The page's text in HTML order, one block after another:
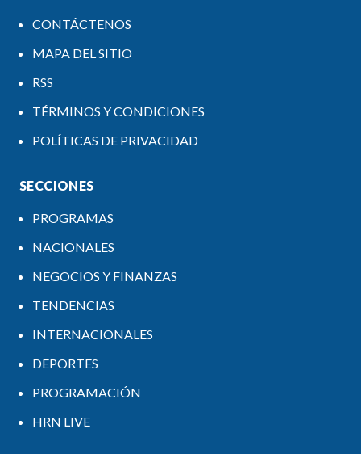
CONTÁCTENOS
MAPA DEL SITIO
RSS
TÉRMINOS Y CONDICIONES
POLÍTICAS DE PRIVACIDAD
SECCIONES
PROGRAMAS
NACIONALES
NEGOCIOS Y FINANZAS
TENDENCIAS
INTERNACIONALES
DEPORTES
PROGRAMACIÓN
HRN LIVE